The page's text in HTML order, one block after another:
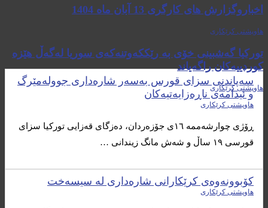
اخباروگزارش های کارگری 13 آبان ماه 1404
هاوپشتی کرێکاری
تورکیا گەشبینی خۆی بە رێککەوتنەکەی سوریا لەگەڵ هێزە
کوردییەکان راگەیاند
هاوپشتی کرێکاری
سه‌پاندنی سزای قورس به‌سه‌ر شاره‌داری جووله‌مێرگ
و ئیدامه‌ی ناڕه‌زایه‌تیه‌كان
هاوپشتی کرێکاری
ڕۆژی چوارشه‌ممه‌ ١٦ی جۆزه‌ردان، ده‌زگای قه‌زایی توركیا سزای
قورسی ١٩ ساڵ و شه‌ش مانگ زیندانی …
كۆبوونه‌وه‌ی كرێكارانی شاره‌داری له‌ سیسه‌خت
هاوپشتی کرێکاری